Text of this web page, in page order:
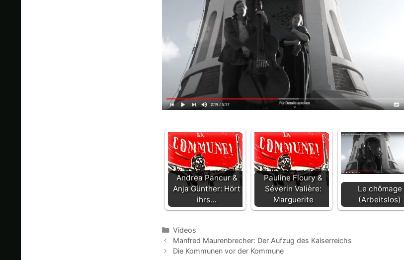
Andrea Pancur &
Anja Günther: Hört
ihrs…
Pauline Floury &
Séverin Valière:
Marguerite
Le chômage
(Arbeitslos)
Kategorien
Videos
Manfred Maurenbrecher: Der Aufzug des Kaiserreichs
Die Kommunen vor der Kommune